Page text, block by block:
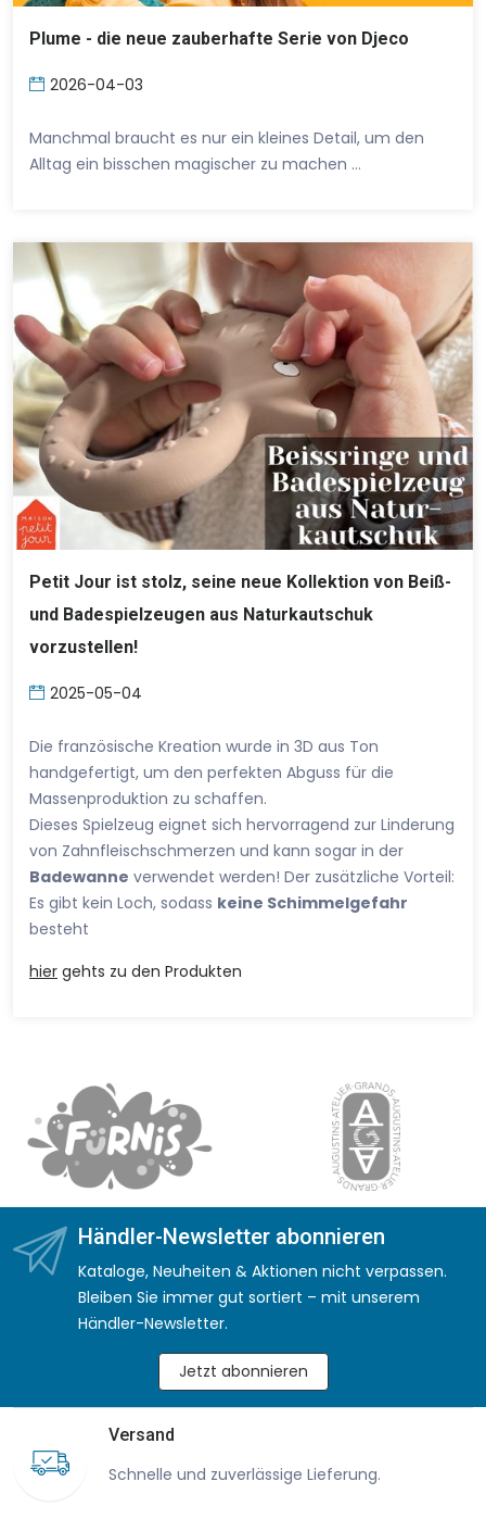
Plume - die neue zauberhafte Serie von Djeco
2026-04-03
Manchmal braucht es nur ein kleines Detail, um den
Alltag ein bisschen magischer zu machen …
Petit Jour ist stolz, seine neue Kollektion von Beiß-
und Badespielzeugen aus Naturkautschuk
vorzustellen!
2025-05-04
Die französische Kreation wurde in 3D aus Ton
handgefertigt, um den perfekten Abguss für die
Massenproduktion zu schaffen.
Dieses Spielzeug eignet sich hervorragend zur Linderung
von Zahnfleischschmerzen und kann sogar in der
Badewanne verwendet werden! Der zusätzliche Vorteil:
Es gibt kein Loch, sodass keine Schimmelgefahr
besteht
hier gehts zu den Produkten
Händler-Newsletter abonnieren
Kataloge, Neuheiten & Aktionen nicht verpassen.
Bleiben Sie immer gut sortiert – mit unserem
Händler-Newsletter.
Jetzt abonnieren
Versand
Schnelle und zuverlässige Lieferung.